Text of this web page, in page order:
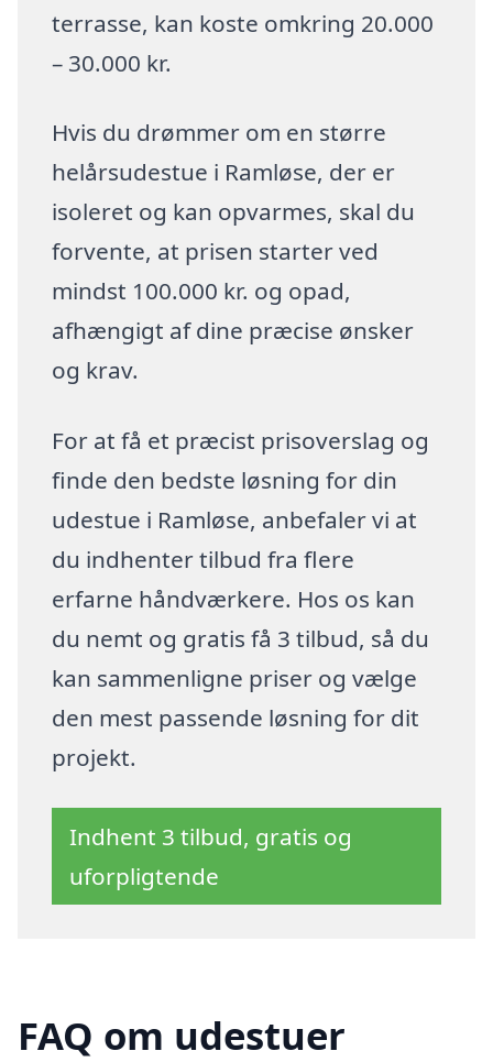
terrasse, kan koste omkring 20.000
– 30.000 kr.
Hvis du drømmer om en større
helårsudestue i Ramløse, der er
isoleret og kan opvarmes, skal du
forvente, at prisen starter ved
mindst 100.000 kr. og opad,
afhængigt af dine præcise ønsker
og krav.
For at få et præcist prisoverslag og
finde den bedste løsning for din
udestue i Ramløse, anbefaler vi at
du indhenter tilbud fra flere
erfarne håndværkere. Hos os kan
du nemt og gratis få 3 tilbud, så du
kan sammenligne priser og vælge
den mest passende løsning for dit
projekt.
Indhent 3 tilbud, gratis og
uforpligtende
FAQ om udestuer